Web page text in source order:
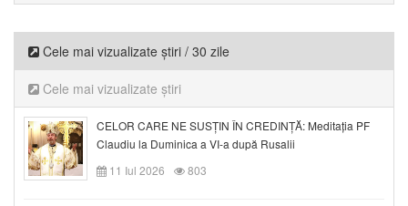
Cele mai vizualizate știri / 30 zile
Cele mai vizualizate știri
CELOR CARE NE SUSȚIN ÎN CREDINȚĂ: Meditația PF
Claudiu la Duminica a VI-a după Rusalii
11 Iul 2026
803